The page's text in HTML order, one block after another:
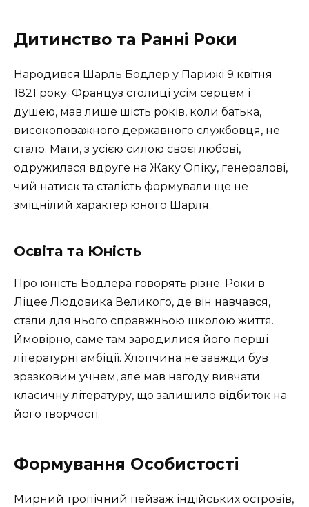
Дитинство та Ранні Роки
Народився Шарль Бодлер у Парижі 9 квітня
1821 року. Француз столиці усім серцем і
душею, мав лише шість років, коли батька,
високоповажного державного службовця, не
стало. Мати, з усією силою своєї любові,
одружилася вдруге на Жаку Опіку, генералові,
чий натиск та сталість формували ще не
зміцнілий характер юного Шарля.
Освіта та Юність
Про юність Бодлера говорять різне. Роки в
Ліцее Людовика Великого, де він навчався,
стали для нього справжньою школою життя.
Ймовірно, саме там зародилися його перші
літературні амбіції. Хлопчина не завжди був
зразковим учнем, але мав нагоду вивчати
класичну літературу, що залишило відбиток на
його творчості.
Формування Особистості
Мирний тропічний пейзаж індійських островів,